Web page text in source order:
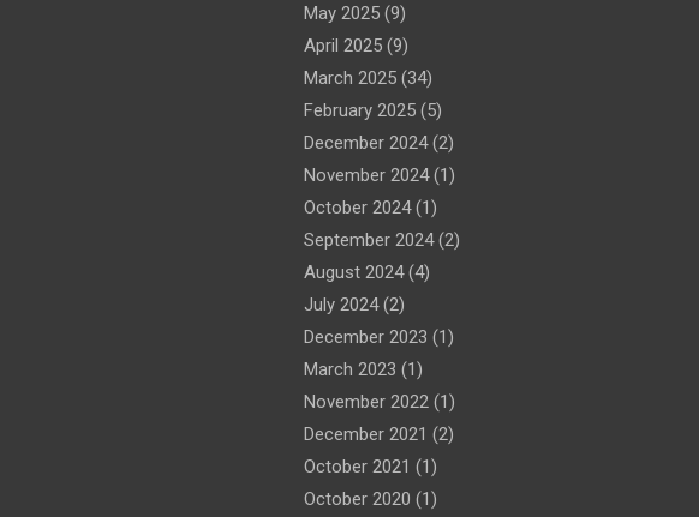
May 2025(9)
April 2025(9)
March 2025(34)
February 2025(5)
December 2024(2)
November 2024(1)
October 2024(1)
September 2024(2)
August 2024(4)
July 2024(2)
December 2023 (1)
March 2023 (1)
November 2022(1)
December 2021 (2)
October 2021 (1)
October 2020 (1)